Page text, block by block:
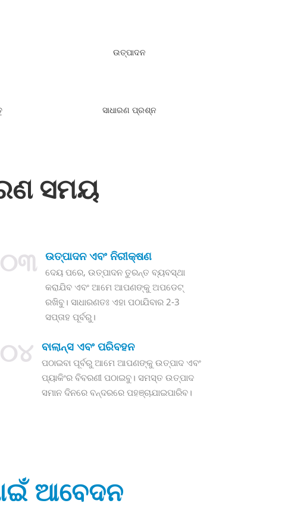
ଉତ୍ପାଦନ
ସାଧାରଣ ପ୍ରଶ୍ନ
ସମୟ
୦୩ ଉତ୍ପାଦନ ଏବଂ ନିରୀକ୍ଷଣ
ଦେୟ ପରେ, ଉତ୍ପାଦନ ତୁରନ୍ତ ବ୍ୟବସ୍ଥା
କରାଯିବ ଏବଂ ଆମେ ଆପଣଙ୍କୁ ଅପଡେଟ୍
ରଖିବୁ। ସାଧାରଣତଃ ଏହା ପଠାଯିବାର 2-3
ସପ୍ତାହ ପୂର୍ବରୁ।
୦୪ ବାଲାନ୍ସ ଏବଂ ପରିବହନ
ପଠାଇବା ପୂର୍ବରୁ ଆମେ ଆପଣଙ୍କୁ ଉତ୍ପାଦ ଏବଂ
ପ୍ୟାକିଂର ବିବରଣୀ ପଠାଇବୁ। ସମସ୍ତ ଉତ୍ପାଦ
ସମାନ ଦିନରେ ବନ୍ଦରରେ ପହଞ୍ଚାଯାଇପାରିବ।
ଆବେଦନ